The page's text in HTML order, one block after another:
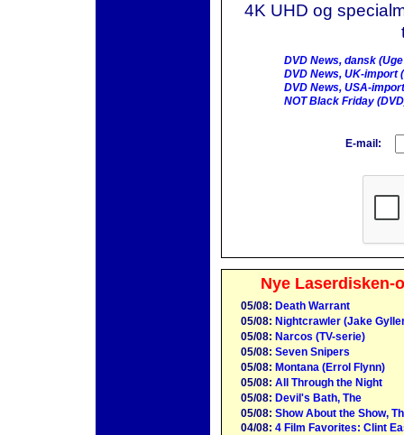
4K UHD og
DVD News, dansk
DVD News, UK-import
DVD News, USA-
NOT Black Friday
E-mail:
Nye Laserdisken-
05/08: Death Warrant
05/08: Nightcrawler (Jake
05/08: Narcos (TV-serie)
05/08: Seven Snipers
05/08: Montana (Errol Flynn)
05/08: All Through the Night
05/08: Devil's Bath, The
05/08: Show About the Show,
04/08: 4 Film Favorites: Clint